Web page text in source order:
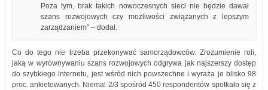
Poza tym, brak takich nowoczesnych sieci nie będzie dawał
szans rozwojowych czy możliwości związanych z lepszym
zarządzaniem” – dodał.
Co do tego nie trzeba przekonywać samorządowców. Zrozumienie roli,
jaką w wyrównywaniu szans rozwojowych odgrywa jak najszerszy dostęp
do szybkiego internetu, jest wśród nich powszechne i wyraża je blisko 98
proc. ankietowanych. Niemal 2/3 spośród 450 respondentów spotkało się z